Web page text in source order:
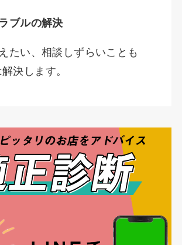
ブルの解決
たい、相談しずらいことも
決します。